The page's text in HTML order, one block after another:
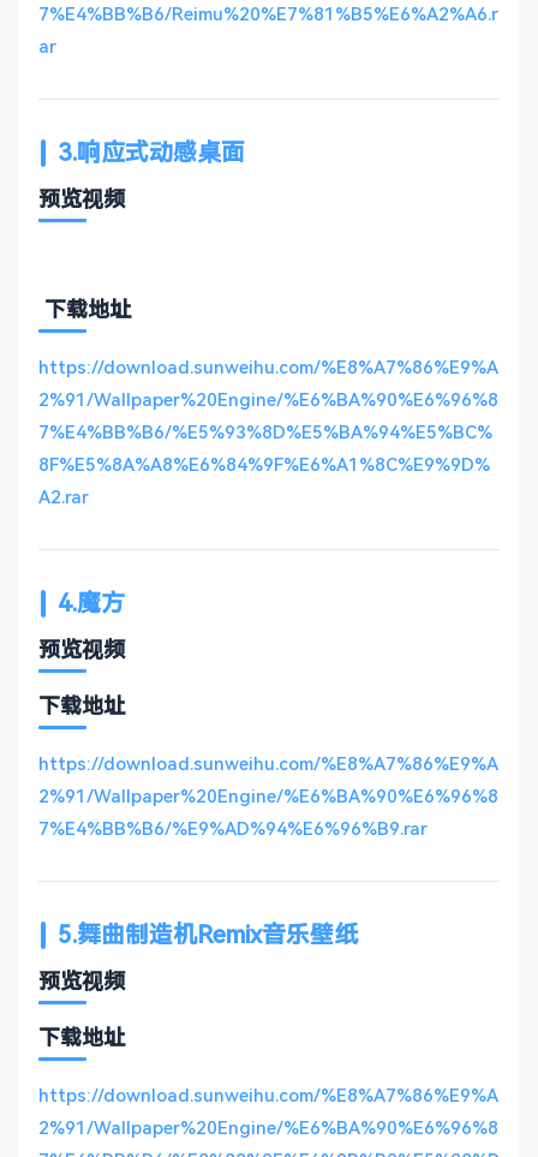
7%E4%BB%B6/Reimu%20%E7%81%B5%E6%A2%A6.r
ar
3.响应式动感桌面
预览视频
下载地址
https://download.sunweihu.com/%E8%A7%86%E9%A
2%91/Wallpaper%20Engine/%E6%BA%90%E6%96%8
7%E4%BB%B6/%E5%93%8D%E5%BA%94%E5%BC%
8F%E5%8A%A8%E6%84%9F%E6%A1%8C%E9%9D%
A2.rar
4.魔方
预览视频
下载地址
https://download.sunweihu.com/%E8%A7%86%E9%A
2%91/Wallpaper%20Engine/%E6%BA%90%E6%96%8
7%E4%BB%B6/%E9%AD%94%E6%96%B9.rar
5.舞曲制造机Remix音乐壁纸
预览视频
下载地址
https://download.sunweihu.com/%E8%A7%86%E9%A
2%91/Wallpaper%20Engine/%E6%BA%90%E6%96%8